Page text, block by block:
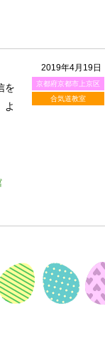
2019年4月19日
京都府京都市上京区
合気道教室
を
よ